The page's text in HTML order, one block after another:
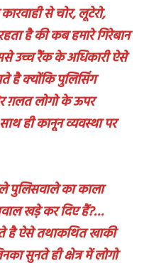
से चोर, लूटेरो,
है की कब हमारे गिरेबान
उच्च रैंक के अधिकारी ऐसे
है क्योंकि पुलिसिंग
ग़लत लोगो के ऊपर
ही कानून व्यवस्था पर
पुलिसवाले का काला
खड़े कर दिए हैं?…
है ऐसे तथाकथित खाकी
सुनते ही क्षेत्र में लोगो